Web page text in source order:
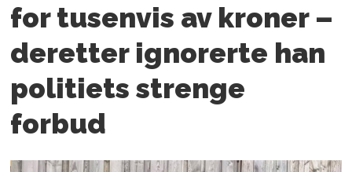
for tusenvis av kroner –
deretter ignorerte han
politiets strenge
forbud